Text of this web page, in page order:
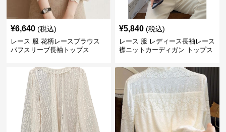
¥6,640 (税込)
レース 服 花柄レースブラウス
パフスリーブ長袖トップス
¥5,840 (税込)
レース 服 レディース長袖レース
襟ニットカーディガン トップス